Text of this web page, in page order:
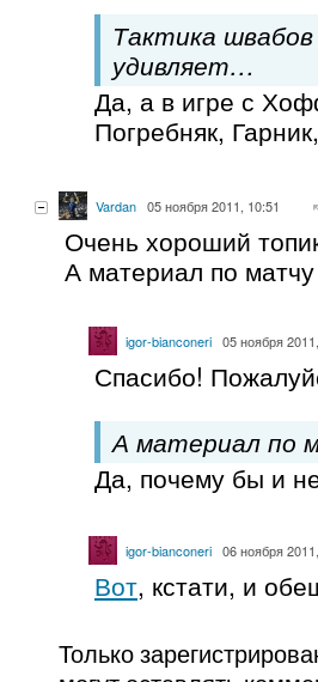
Тактика
удивляет…
Да, а в игре с
Погребняк,
Vardan 05 ноября 2011, 10:51
Очень хороший
А материал по
igor-bianconeri 05 ноября
Спасибо!
А материал по
Да, почему бы и
igor-bianconeri 06 ноября
Вот, кстати, и
Только